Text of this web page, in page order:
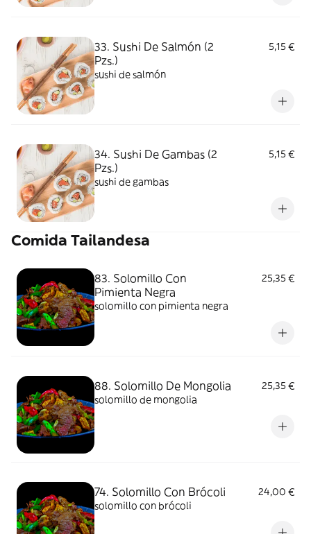
33. Sushi De Salmón (2
Pzs.)
5,15 €
sushi de salmón
34. Sushi De Gambas (2
Pzs.)
5,15 €
sushi de gambas
Comida Tailandesa
83. Solomillo Con
Pimienta Negra
25,35 €
solomillo con pimienta negra
88. Solomillo De Mongolia
25,35 €
solomillo de mongolia
74. Solomillo Con Brócoli
24,00 €
solomillo con brócoli